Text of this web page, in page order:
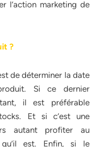
l’action marketing de
?
de déterminer la date
Si ce dernier
il est préférable
Et si c’est une
autant profiter au
est. Enfin, si le